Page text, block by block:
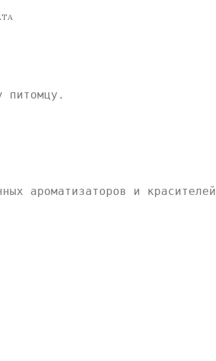
питомцу.
ароматизаторов и красителей